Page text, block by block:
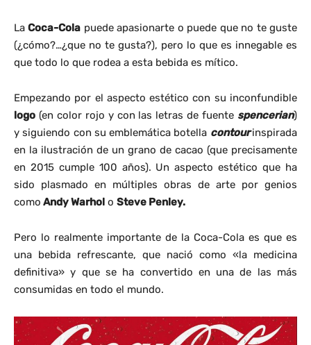
LaCoca-Cola puede apasionarte o puede que no te guste
(¿cómo?…¿que no te gusta?), pero lo que es innegable es
que todo lo que rodea a esta bebida es mítico.
Empezando por el aspecto estético con su inconfundible
logo (en color rojo y con las letras de fuente spencerian)
y siguiendo con su emblemática botella contour inspirada
en la ilustración de un grano de cacao (que precisamente
en 2015 cumple 100 años). Un aspecto estético que ha
sido plasmado en múltiples obras de arte por genios
como Andy Warhol o Steve Penley.
Pero lo realmente importante de la Coca-Cola es que es
una bebida refrescante, que nació como «la medicina
definitiva» y que se ha convertido en una de las más
consumidas en todo el mundo.